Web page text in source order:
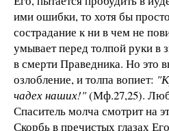
ими ошибки, то хотя бы
сострадание к ни в чем не
умывает перед толпой руки в
в смерти Праведника. Но это
озлобление, и толпа вопиет:
чадех наших!"(Мф.27,25).
Спаситель молча смотрит на
Скорбь в пречистых глазах